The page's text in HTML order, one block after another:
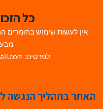
כל
אין לעשות שימוש בחומרים
לפרטים: Avihai.ZoomAt@gmail.com
האתר בתהליך הנגשה